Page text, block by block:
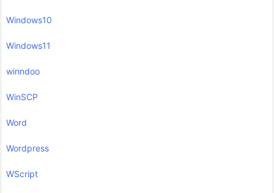
Windows10
Windows11
winndoo
WinSCP
Word
Wordpress
WScript